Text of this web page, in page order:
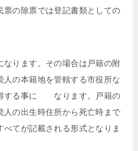
票の除票では登記書類としての
なります。その場合は戸籍の附
人の本籍地を管轄する市役所な
する事に なります。戸籍の
人の出生時住所から死亡時まで
てが記載される形式となりま